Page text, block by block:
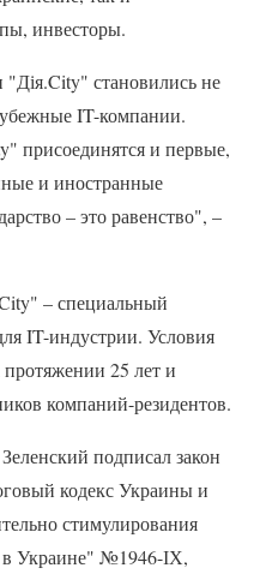
инвесторы.
становились не
IT-компании.
присоединятся и первые,
и иностранные
– это равенство", –
– специальный
IT-индустрии. Условия
протяжении 25 лет и
компаний-резидентов.
подписал закон
кодекс Украины и
стимулирования
в Украине" №1946-ІХ,